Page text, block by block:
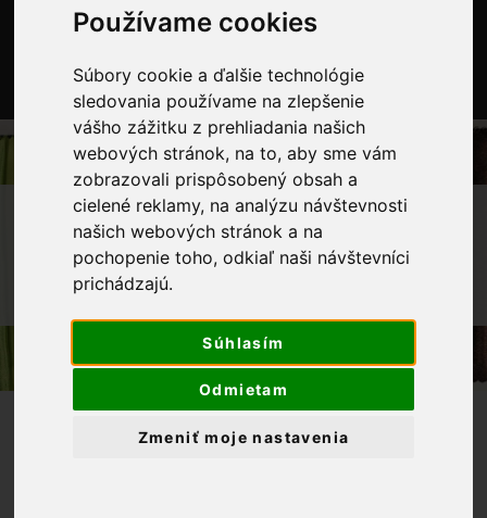
Používame cookies
Súbory cookie a ďalšie technológie
sledovania používame na zlepšenie
vášho zážitku z prehliadania našich
webových stránok, na to, aby sme vám
zobrazovali prispôsobený obsah a
cielené reklamy, na analýzu návštevnosti
našich webových stránok a na
pochopenie toho, odkiaľ naši návštevníci
prichádzajú.
Súhlasím
Odmietam
Zmeniť moje nastavenia
0
OBCHOD LÁTKY METRÁŽ
BAVLNENÉ LÁTKY
BAVLNENÁ LÁTKA BIELE BODKY 4MM